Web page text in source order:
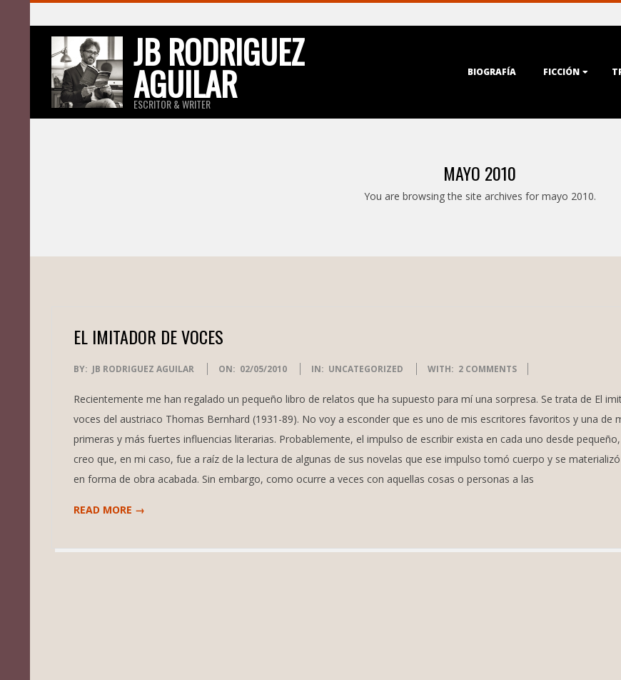
JB RODRIGUEZ
AGUILAR
ESCRITOR & WRITER
BIOGRAFÍA FICCIÓN
MAYO 2010
You are browsing the site archives for mayo 2010.
EL IMITADOR DE VOCES
2010-
02
BY: JB RODRIGUEZ AGUILAR ON: 02/05/2010 IN: UNCATEGORIZED WITH: 2 COMMENTS
Recientemente me han regalado un pequeño libro de relatos que ha supuesto para mí una sorpresa. Se trata de El
voces del austriaco Thomas Bernhard (1931-89). No voy a esconder que es uno de mis escritores favoritos y una de
primeras y más fuertes influencias literarias. Probablemente, el impulso de escribir exista en cada uno desde
creo que, en mi caso, fue a raíz de la lectura de algunas de sus novelas que ese impulso tomó cuerpo y se
en forma de obra acabada. Sin embargo, como ocurre a veces con aquellas cosas o personas a las
READ MORE →